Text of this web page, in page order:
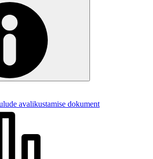
avalikustamise dokument